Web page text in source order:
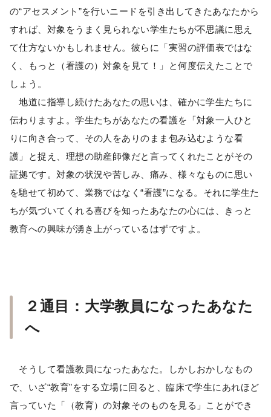
の“アセスメント”を行いニードを引き出してきたあなたから
すれば、対象をうまく見られない学生たちが不思議に思え
て仕方ないかもしれません。彼らに「実習の評価表ではな
く、もっと（看護の）対象を見て！」と何度伝えたことで
しょう。
地道に指導し続けたあなたの思いは、確かに学生たちに
伝わりますよ。学生たちがあなたの看護を「対象一人ひと
りに向き合って、その人をありのまま包み込むような看
護」と捉え、理想の助産師像だと言ってくれたことがその
証拠です。対象の状況や苦しみ、痛み、様々なものに思い
を馳せて初めて、業務ではなく“看護”になる。それに学生た
ちが気づいてくれる喜びを知ったあなたの心には、きっと
教育への興味が湧き上がっているはずですよ。
２通目：大学教員になったあなた
へ
そうして看護教員になったあなた。しかしおかしなもの
で、いざ“教育”をする立場に回ると、臨床で学生にあれほど
言っていた「（教育）の対象そのものを見る」ことができ